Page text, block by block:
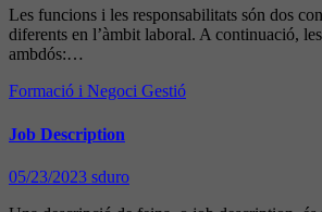
Les funcions i les responsabilitats són dos
diferents en l’àmbit laboral. A continuació,
ambdós:…
Formació i Negoci Gestió
Job Description
05/23/2023 sduro